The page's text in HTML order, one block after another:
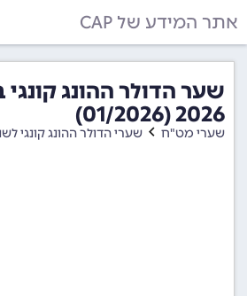
אתר המידע של CAP
שער הדולר ההונג קונגי
2026 (01/2026)
שערי מט"ח שערי הדולר ההונג קונגי לשנת